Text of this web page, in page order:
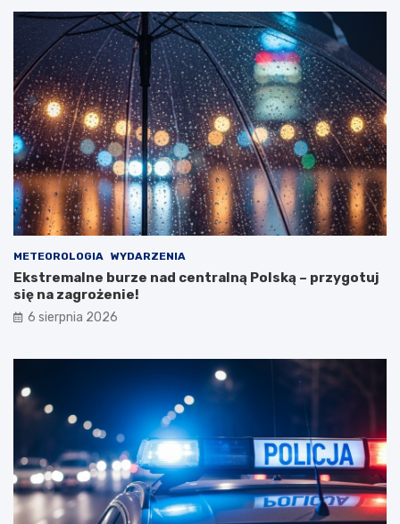
r
p
u
s
t
o
s
t
a
n
u
METEOROLOGIA WYDARZENIA
Ekstremalne burze nad centralną Polską – przygotuj
się na zagrożenie!
6 sierpnia 2026